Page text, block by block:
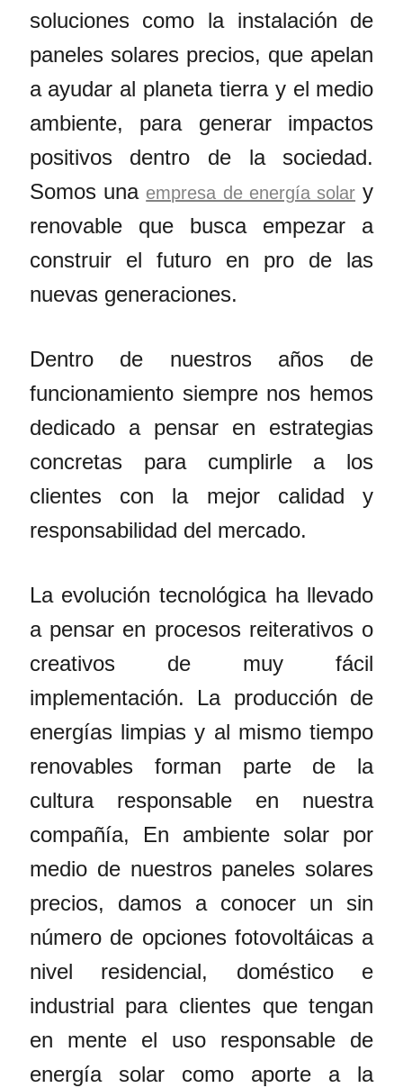
soluciones como la instalación de
paneles solares precios, que apelan
a ayudar al planeta tierra y el medio
ambiente, para generar impactos
positivos dentro de la sociedad.
Somos una empresa de energía solar y
renovable que busca empezar a
construir el futuro en pro de las
nuevas generaciones.
Dentro de nuestros años de
funcionamiento siempre nos hemos
dedicado a pensar en estrategias
concretas para cumplirle a los
clientes con la mejor calidad y
responsabilidad del mercado.
La evolución tecnológica ha llevado
a pensar en procesos reiterativos o
creativos de muy fácil
implementación. La producción de
energías limpias y al mismo tiempo
renovables forman parte de la
cultura responsable en nuestra
compañía, En ambiente solar por
medio de nuestros paneles solares
precios, damos a conocer un sin
número de opciones fotovoltáicas a
nivel residencial, doméstico e
industrial para clientes que tengan
en mente el uso responsable de
energía solar como aporte a la